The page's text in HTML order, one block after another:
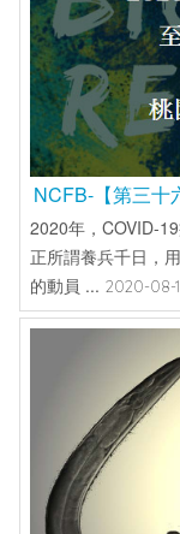
NCFB-【第三十
2020年，COVID-
正所謂養兵千日，
的動員 ... 2020-08-